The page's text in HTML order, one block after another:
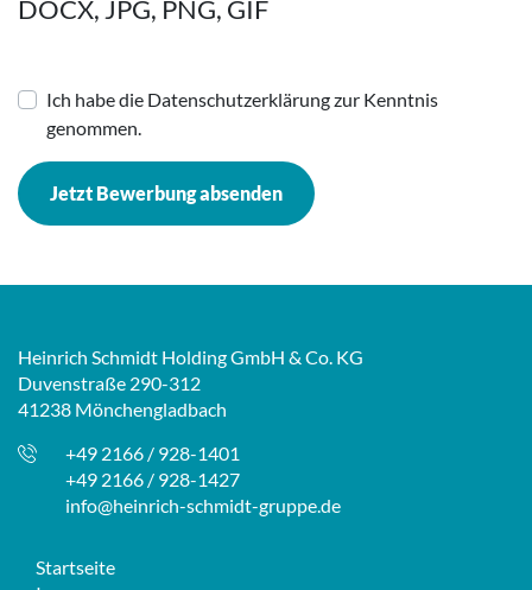
DOCX, JPG, PNG, GIF
Ich habe die Datenschutzerklärung zur Kenntnis
genommen.
Jetzt Bewerbung absenden
Heinrich Schmidt Holding GmbH & Co. KG
Duvenstraße 290-312
41238 Mönchengladbach
+49 2166 / 928-1401
+49 2166 / 928-1427
info@heinrich-schmidt-gruppe.de
Startseite